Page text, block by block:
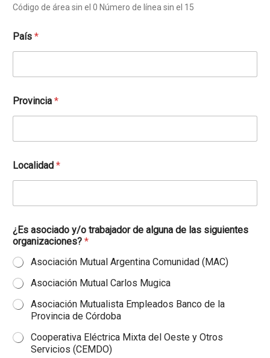
Código de área sin el 0 Número de línea sin el 15
l
C
S
e
m
s
r
País *
Provincia *
Localidad *
¿Es asociado y/o trabajador de alguna de las siguientes
organizaciones? *
Asociación Mutual Argentina Comunidad (MAC)
Asociación Mutual Carlos Mugica
Asociación Mutualista Empleados Banco de la
Provincia de Córdoba
Cooperativa Eléctrica Mixta del Oeste y Otros
Servicios (CEMDO)